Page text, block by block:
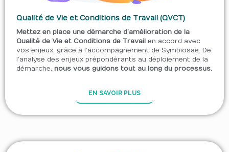
Qualité de Vie et Conditions de Travail (QVCT)
Mettez en place une démarche d’amélioration de la
Qualité de Vie et Conditions de Travail en accord avec
vos enjeux, grâce à l’accompagnement de Symbiosaë. De
l’analyse des enjeux prépondérants au déploiement de la
démarche, nous vous guidons tout au long du processus.
EN SAVOIR PLUS